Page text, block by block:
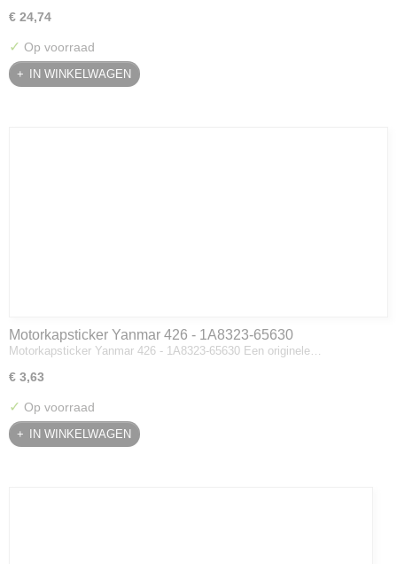
€ 24,74
✓ Op voorraad
IN WINKELWAGEN
Motorkapsticker Yanmar 426 - 1A8323-65630
Motorkapsticker Yanmar 426 - 1A8323-65630 Een originele…
€ 3,63
✓ Op voorraad
IN WINKELWAGEN